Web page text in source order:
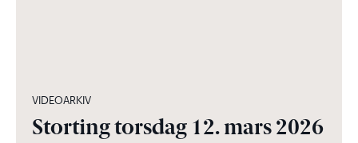
VIDEOARKIV
Storting torsdag 12. mars 2026